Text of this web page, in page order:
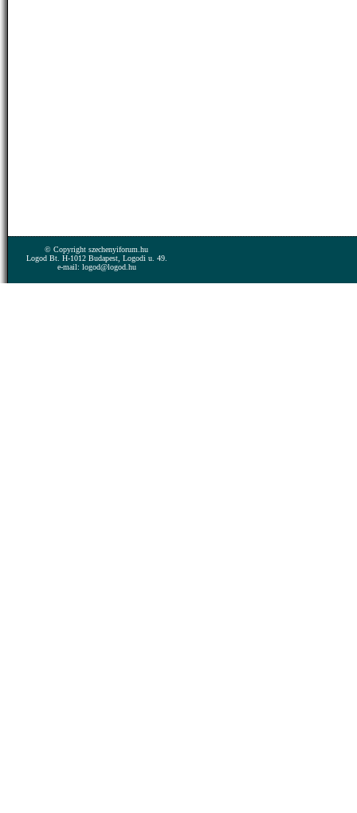
© Copyright szechenyiforum.hu
Logod Bt. H-1012 Budapest, Logodi u. 49.
e-mail: logod@logod.hu